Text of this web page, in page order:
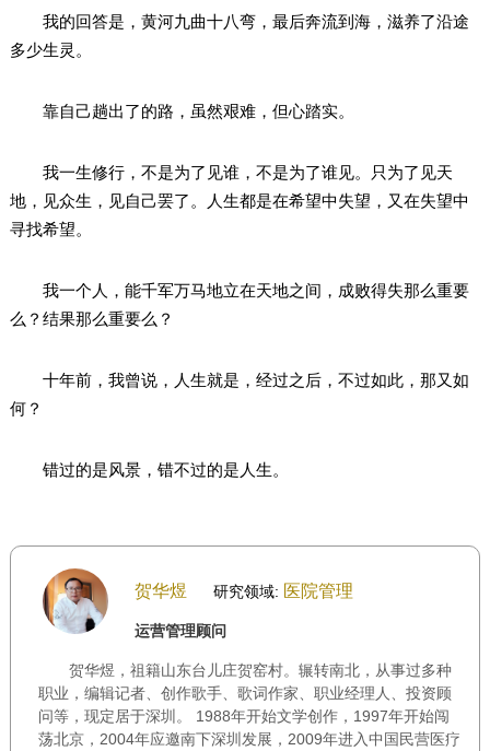
我的回答是，黄河九曲十八弯，最后奔流到海，滋养了沿途
多少生灵。
靠自己趟出了的路，虽然艰难，但心踏实。
我一生修行，不是为了见谁，不是为了谁见。只为了见天
地，见众生，见自己罢了。人生都是在希望中失望，又在失望中
寻找希望。
我一个人，能千军万马地立在天地之间，成败得失那么重要
么？结果那么重要么？
十年前，我曾说，人生就是，经过之后，不过如此，那又如
何？
错过的是风景，错不过的是人生。
贺华煜 研究领域: 医院管理
运营管理顾问
贺华煜，祖籍山东台儿庄贺窑村。辗转南北，从事过多种
职业，编辑记者、创作歌手、歌词作家、职业经理人、投资顾
问等，现定居于深圳。 1988年开始文学创作，1997年开始闯
荡北京，2004年应邀南下深圳发展，2009年进入中国民营医疗